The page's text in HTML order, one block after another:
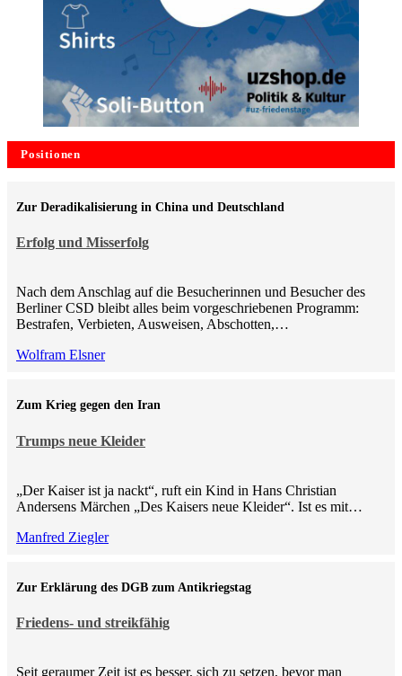
Positionen
Erfolg und Misserfolg
Zur Deradikalisierung in China und Deutschland
Nach dem Anschlag auf die Besucherinnen und Besucher des
Berliner CSD bleibt alles beim vorgeschriebenen Programm:
Bestrafen, Verbieten, Ausweisen, Abschotten,…
Wolfram Elsner
Trumps neue Kleider
Zum Krieg gegen den Iran
„Der Kaiser ist ja nackt“, ruft ein Kind in Hans Christian
Andersens Märchen „Des Kaisers neue Kleider“. Ist es mit…
Manfred Ziegler
Friedens- und streikfähig
Zur Erklärung des DGB zum Antikriegstag
Seit geraumer Zeit ist es besser, sich zu setzen, bevor man